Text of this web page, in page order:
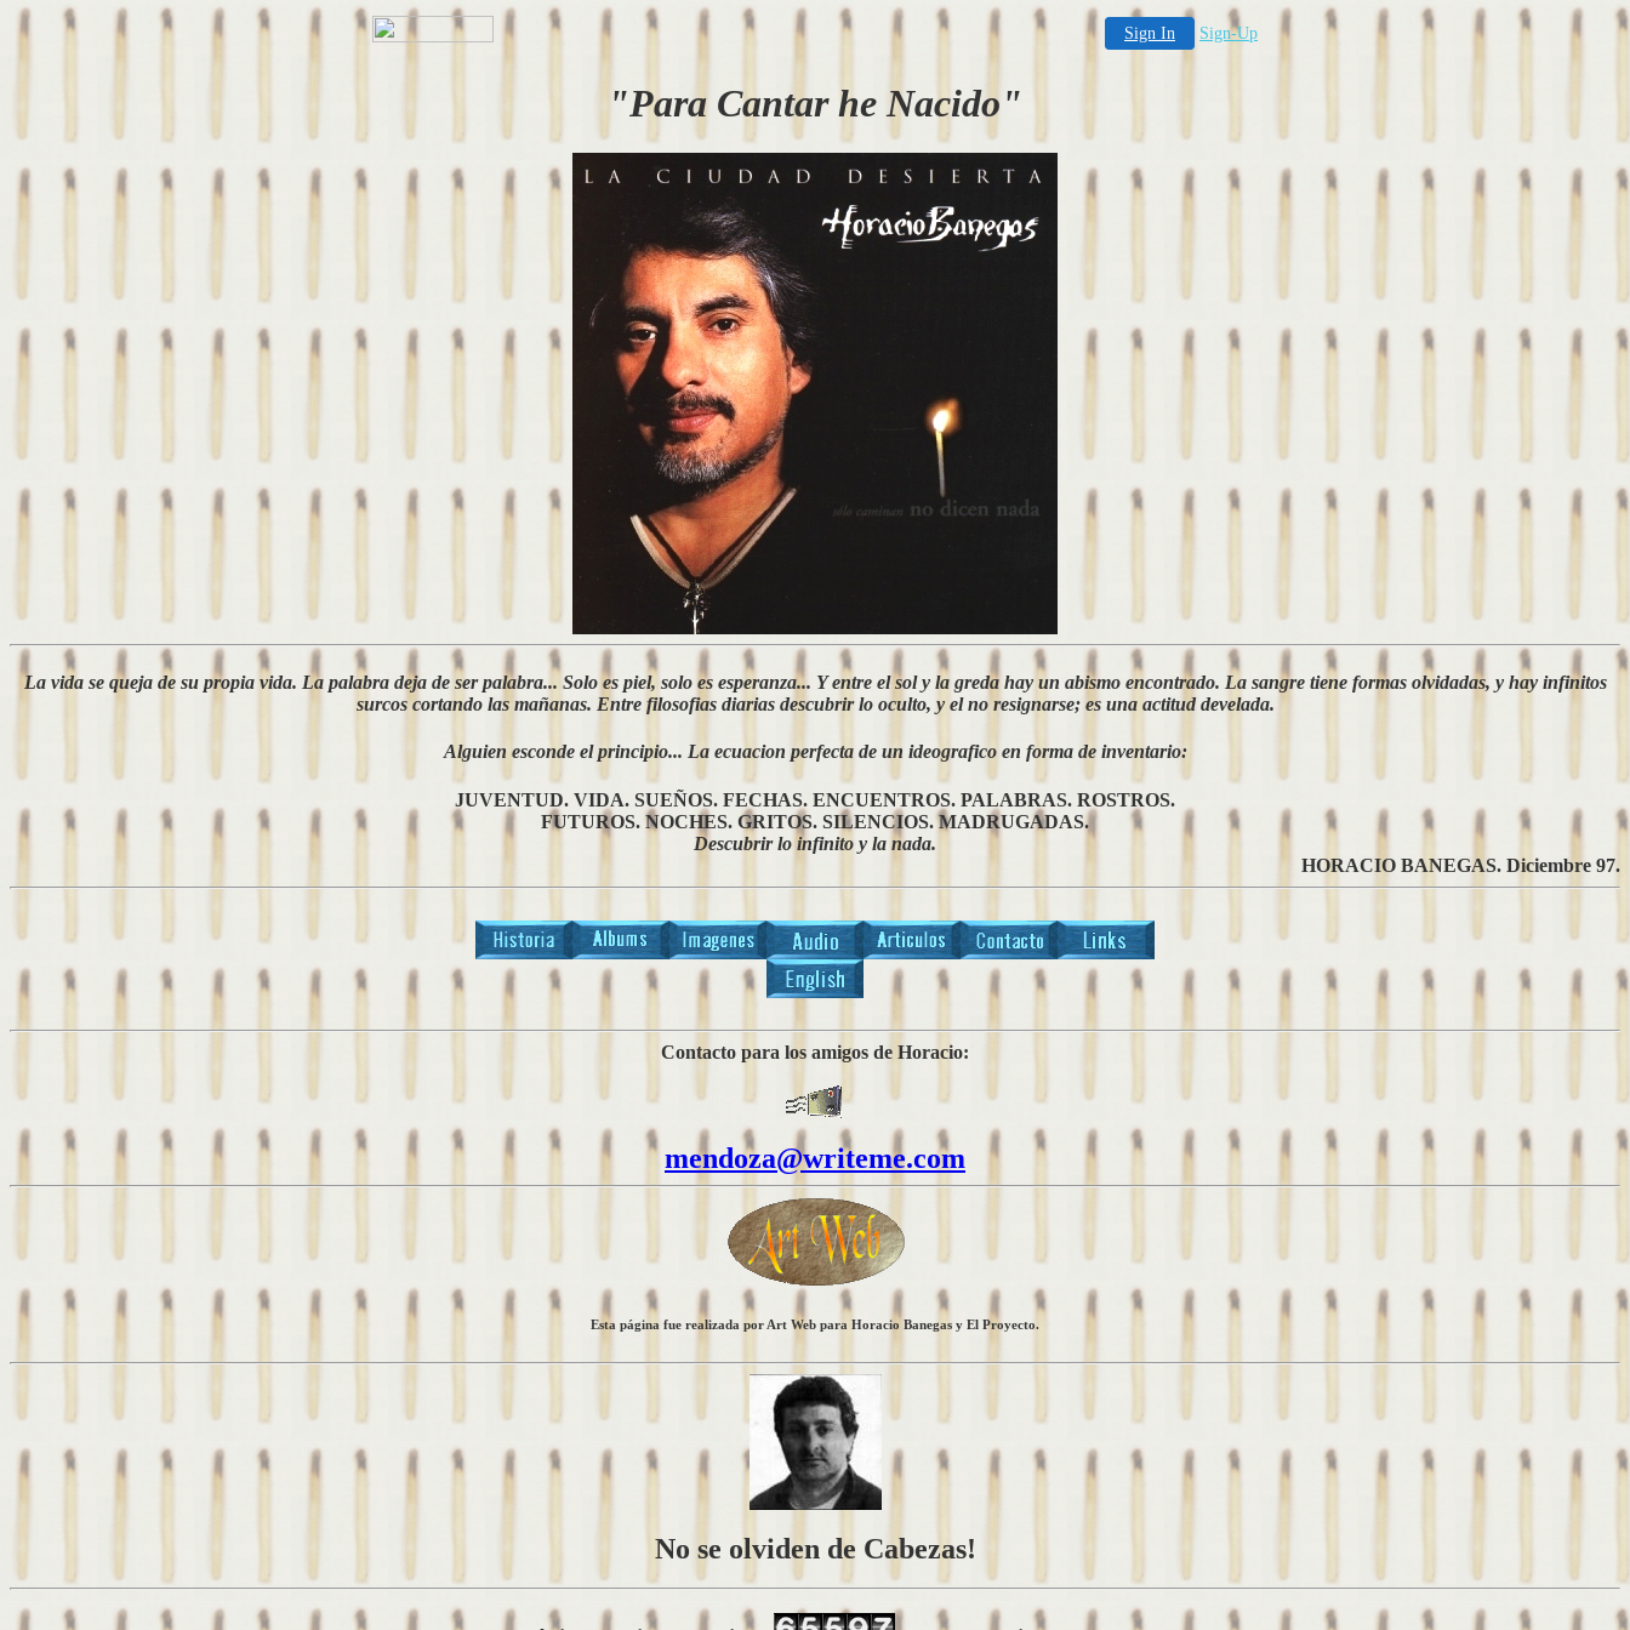
Sign In Sign-Up
"Para Cantar he Nacido"
La vida se queja de su propia vida. La palabra deja de ser palabra... Solo es piel, solo es esperanza... Y entre el sol y la greda hay un abismo encontrado. La sangre tiene formas olvidadas, y hay infinitos
surcos cortando las mañanas. Entre filosofias diarias descubrir lo oculto, y el no resignarse; es una actitud develada.
Alguien esconde el principio... La ecuacion perfecta de un ideografico en forma de inventario:
JUVENTUD. VIDA. SUEÑOS. FECHAS. ENCUENTROS. PALABRAS. ROSTROS.
FUTUROS. NOCHES. GRITOS. SILENCIOS. MADRUGADAS.
Descubrir lo infinito y la nada.
HORACIO BANEGAS. Diciembre 97.
Contacto para los amigos de Horacio:
mendoza@writeme.com
Esta página fue realizada por Art Web para Horacio Banegas y El Proyecto.
No se olviden de Cabezas!